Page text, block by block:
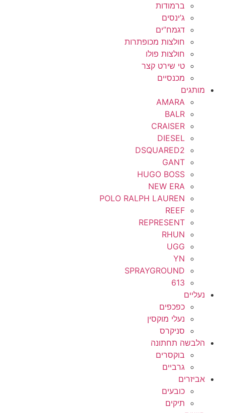
ברמודות
ג’ינסים
דגמח”ים
חולצות מכופתרות
חולצות פולו
טי שירט קצר
מכנסיים
מותגים
AMARA
BALR
CRAISER
DIESEL
DSQUARED2
GANT
HUGO BOSS
NEW ERA
POLO RALPH LAUREN
REEF
REPRESENT
RHUN
UGG
YN
SPRAYGROUND
613
נעליים
כפכפים
נעלי מוקסין
סניקרס
הלבשה תחתונה
בוקסרים
גרביים
אביזרים
כובעים
תיקים